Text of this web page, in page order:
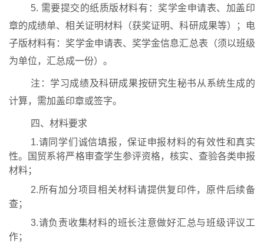
5. 需要提交的纸质版材料有：奖学金申请表、加盖印
章的成绩单、相关证明材料（获奖证明、科研成果等）
；
电
子版材料有：奖学金申请表、奖学金信息汇总表（须以班级
为单位，汇总成一份）。
注：学习成绩及科研成果按研究生秘书从系统生成的
计算，需加盖印章或签字。
四、材料要求
1.请同学们诚信填报，保证申报材料的有效性和真实
性。国贸系将严格审查学生参评资格，核实、查验各类申报
材料；
2.所有加分项目相关材料请提供复印件，原件后续备
查；
3.请负责收集材料的班长注意做好汇总与班级评议工
作；